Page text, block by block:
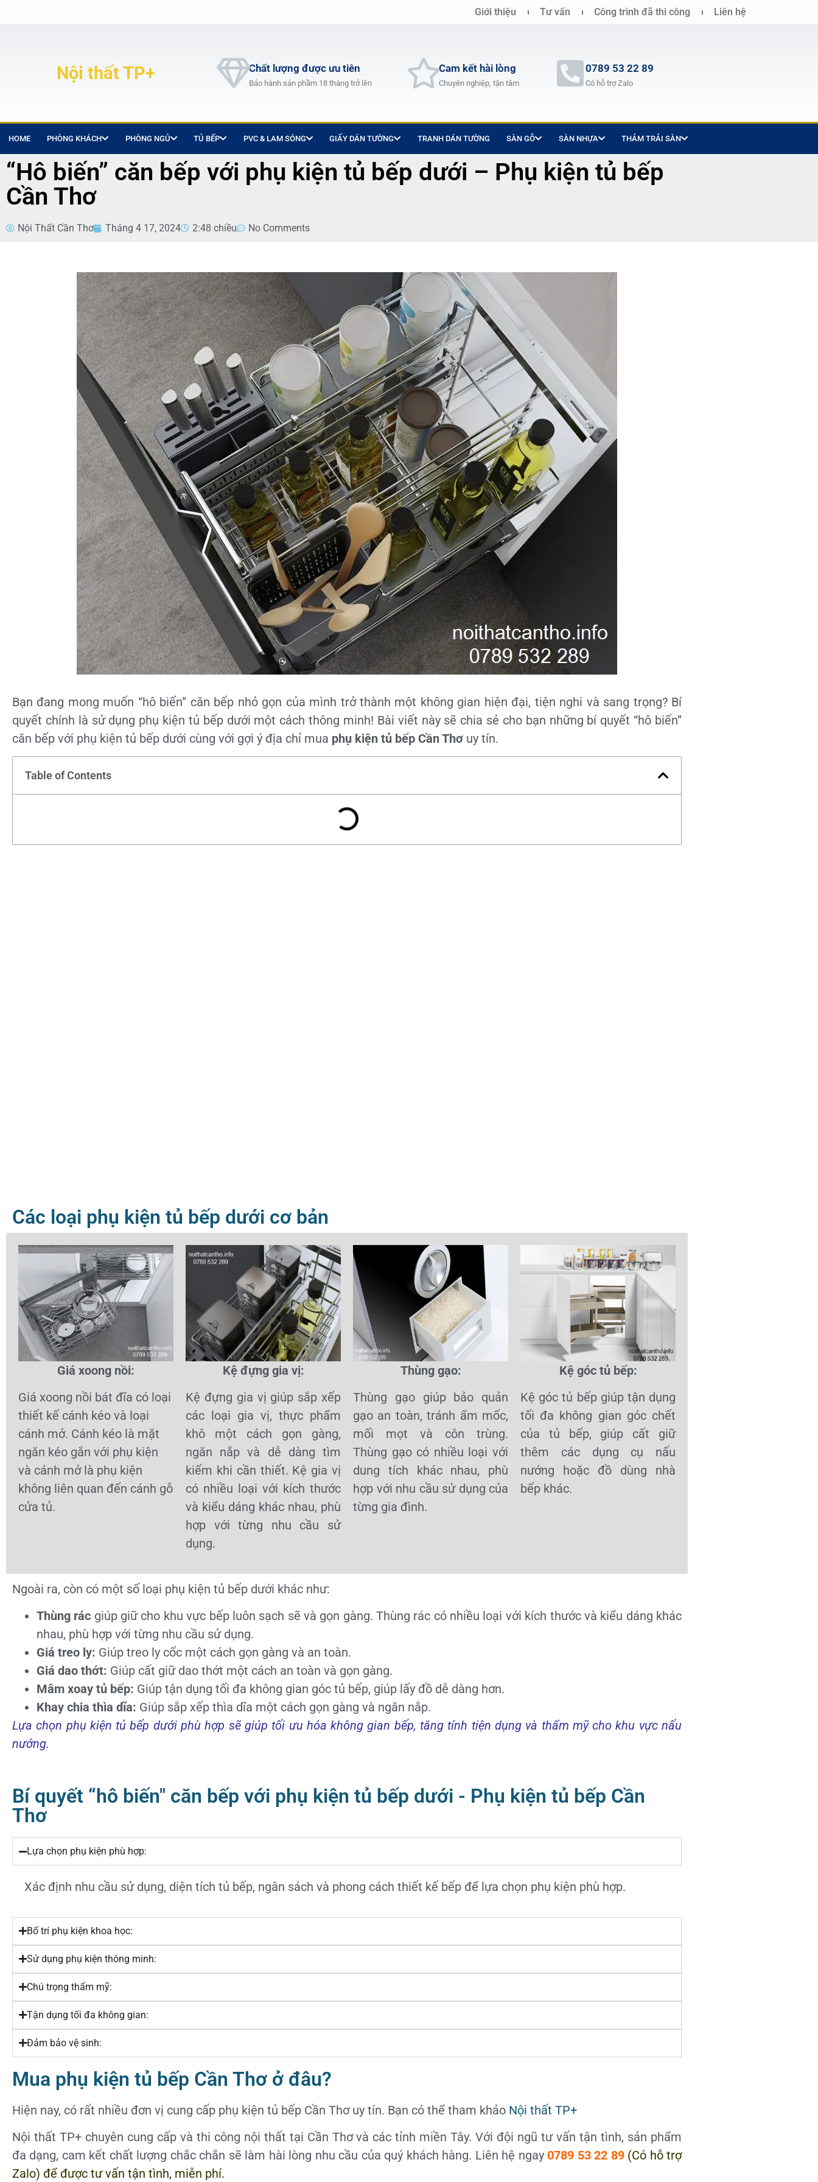
Giới thiệu Tư vấn Công trình đã thi công Liên hệ
Nội thất TP+ Chất lượng được ưu tiên
Bảo hành sản phầm 18 tháng trở lên
Cam kết hài lòng
Chuyên nghiệp, tận tâm
0789 53 22 89
Có hỗ trợ Zalo
HOME PHÒNG KHÁCH PHÒNG NGỦ TỦ BẾP PVC & LAM SÓNG GIẤY DÁN TƯỜNG TRANH DÁN TƯỜNG SÀN GỖ SÀN NHỰA THẢM TRẢI SÀN
“Hô biến” căn bếp với phụ kiện tủ bếp dưới – Phụ kiện tủ bếp
Cần Thơ
Nội Thất Cần Thơ Tháng 4 17, 2024 2:48 chiều No Comments
Bạn đang mong muốn “hô biến” căn bếp nhỏ gọn của mình trở thành một không gian hiện đại, tiện nghi và sang trọng? Bí
quyết chính là sử dụng phụ kiện tủ bếp dưới một cách thông minh! Bài viết này sẽ chia sẻ cho bạn những bí quyết “hô biến”
căn bếp với phụ kiện tủ bếp dưới cùng với gợi ý địa chỉ mua phụ kiện tủ bếp Cần Thơ uy tín.
Table of Contents
Các loại phụ kiện tủ bếp dưới cơ bản
Giá xoong nồi:
Giá xoong nồi bát đĩa có loại
thiết kế cánh kéo và loại
cánh mở. Cánh kéo là mặt
ngăn kéo gắn với phụ kiện
và cánh mở là phụ kiện
không liên quan đến cánh gỗ
cửa tủ.
Kệ đựng gia vị:
Kệ đựng gia vị giúp sắp xếp
các loại gia vị, thực phẩm
khô một cách gọn gàng,
ngăn nắp và dễ dàng tìm
kiếm khi cần thiết. Kệ gia vị
có nhiều loại với kích thước
và kiểu dáng khác nhau, phù
hợp với từng nhu cầu sử
dụng.
Thùng gạo:
Thùng gạo giúp bảo quản
gạo an toàn, tránh ẩm mốc,
mối mọt và côn trùng.
Thùng gạo có nhiều loại với
dung tích khác nhau, phù
hợp với nhu cầu sử dụng của
từng gia đình.
Kệ góc tủ bếp:
Kệ góc tủ bếp giúp tận dụng
tối đa không gian góc chết
của tủ bếp, giúp cất giữ
thêm các dụng cụ nấu
nướng hoặc đồ dùng nhà
bếp khác.
Ngoài ra, còn có một số loại phụ kiện tủ bếp dưới khác như:
Thùng rác giúp giữ cho khu vực bếp luôn sạch sẽ và gọn gàng. Thùng rác có nhiều loại với kích thước và kiểu dáng khác
nhau, phù hợp với từng nhu cầu sử dụng.
Giá treo ly: Giúp treo ly cốc một cách gọn gàng và an toàn.
Giá dao thớt: Giúp cất giữ dao thớt một cách an toàn và gọn gàng.
Mâm xoay tủ bếp: Giúp tận dụng tối đa không gian góc tủ bếp, giúp lấy đồ dễ dàng hơn.
Khay chia thìa dĩa: Giúp sắp xếp thìa dĩa một cách gọn gàng và ngăn nắp.
Lựa chọn phụ kiện tủ bếp dưới phù hợp sẽ giúp tối ưu hóa không gian bếp, tăng tính tiện dụng và thẩm mỹ cho khu vực nấu
nướng.
Bí quyết “hô biến" căn bếp với phụ kiện tủ bếp dưới - Phụ kiện tủ bếp Cần
Thơ
Lựa chọn phụ kiện phù hợp:
Xác định nhu cầu sử dụng, diện tích tủ bếp, ngân sách và phong cách thiết kế bếp để lựa chọn phụ kiện phù hợp.
Bố trí phụ kiện khoa học:
Sử dụng phụ kiện thông minh:
Chú trọng thẩm mỹ:
Tận dụng tối đa không gian:
Đảm bảo vệ sinh:
Mua phụ kiện tủ bếp Cần Thơ ở đâu?
Hiện nay, có rất nhiều đơn vị cung cấp phụ kiện tủ bếp Cần Thơ uy tín. Bạn có thể tham khảo Nội thất TP+
Nội thất TP+ chuyên cung cấp và thi công nội thất tại Cần Thơ và các tỉnh miền Tây. Với đội ngũ tư vấn tận tình, sản phẩm
đa dạng, cam kết chất lượng chắc chắn sẽ làm hài lòng nhu cầu của quý khách hàng. Liên hệ ngay 0789 53 22 89 (Có hỗ trợ
Zalo) để được tư vấn tận tình, miễn phí.